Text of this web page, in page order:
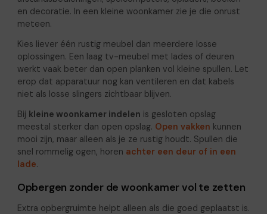
en decoratie. In een kleine woonkamer zie je die onrust
meteen.
Kies liever één rustig meubel dan meerdere losse
oplossingen. Een laag tv-meubel met lades of deuren
werkt vaak beter dan open planken vol kleine spullen. Let
erop dat apparatuur nog kan ventileren en dat kabels
niet als losse slingers zichtbaar blijven.
Bij kleine woonkamer indelen is gesloten opslag
meestal sterker dan open opslag. Open vakken kunnen
mooi zijn, maar alleen als je ze rustig houdt. Spullen die
snel rommelig ogen, horen achter een deur of in een
lade.
Opbergen zonder de woonkamer vol te zetten
Extra opbergruimte helpt alleen als die goed geplaatst is.